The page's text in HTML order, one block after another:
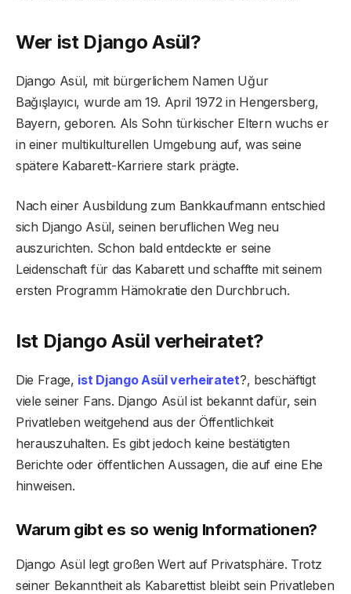
Wer ist Django Asül?
Django Asül, mit bürgerlichem Namen Uğur
Bağışlayıcı, wurde am 19. April 1972 in Hengersberg,
Bayern, geboren. Als Sohn türkischer Eltern wuchs er
in einer multikulturellen Umgebung auf, was seine
spätere Kabarett-Karriere stark prägte.
Nach einer Ausbildung zum Bankkaufmann entschied
sich Django Asül, seinen beruflichen Weg neu
auszurichten. Schon bald entdeckte er seine
Leidenschaft für das Kabarett und schaffte mit seinem
ersten Programm Hämokratie den Durchbruch.
Ist Django Asül verheiratet?
Die Frage, ist Django Asül verheiratet?, beschäftigt
viele seiner Fans. Django Asül ist bekannt dafür, sein
Privatleben weitgehend aus der Öffentlichkeit
herauszuhalten. Es gibt jedoch keine bestätigten
Berichte oder öffentlichen Aussagen, die auf eine Ehe
hinweisen.
Warum gibt es so wenig Informationen?
Django Asül legt großen Wert auf Privatsphäre. Trotz
seiner Bekanntheit als Kabarettist bleibt sein Privatleben